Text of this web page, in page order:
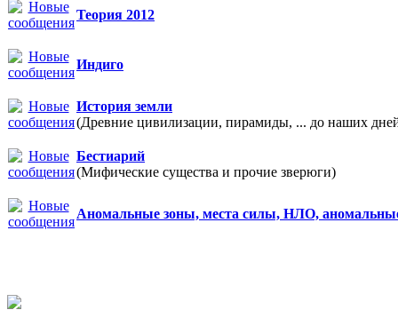
Теория 2012
Индиго
История земли
(Древние цивилизации, пирамиды, ... до наших
Бестиарий
(Мифические существа и прочие зверюги)
Аномальные зоны, места силы, НЛО,